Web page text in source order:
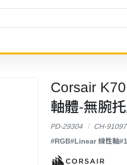
Corsair
軸體-無腕
PD-29304
CH-
#RGB#Linear 線性軸